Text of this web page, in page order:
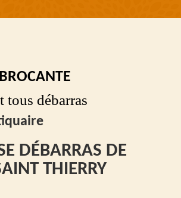
tous débarras
DÉBARRAS DE
THIERRY